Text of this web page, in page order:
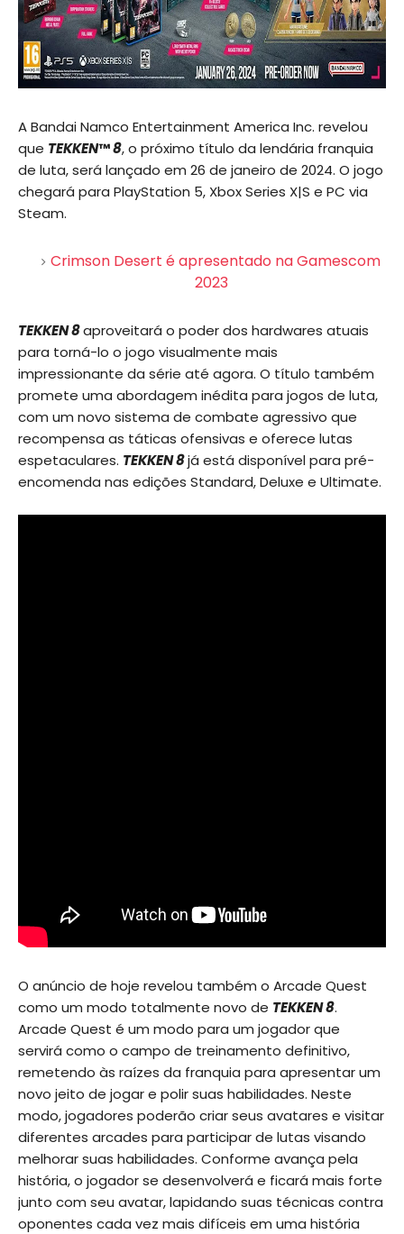
A Bandai Namco Entertainment America Inc. revelou
que TEKKEN™8, o próximo título da lendária franquia
de luta, será lançado em 26 de janeiro de 2024. O jogo
chegará para PlayStation 5, Xbox Series X|S e PC via
Steam.
Crimson Desert é apresentado na Gamescom
2023
TEKKEN 8aproveitará o poder dos hardwares atuais
para torná-lo o jogo visualmente mais
impressionante da série até agora. O título também
promete uma abordagem inédita para jogos de luta,
com um novo sistema de combate agressivo que
recompensa as táticas ofensivas e oferece lutas
espetaculares. TEKKEN 8já está disponível para pré-
encomenda nas edições Standard, Deluxe e Ultimate.
O anúncio de hoje revelou também o Arcade Quest
como um modo totalmente novo de TEKKEN 8.
Arcade Quest é um modo para um jogador que
servirá como o campo de treinamento definitivo,
remetendo às raízes da franquia para apresentar um
novo jeito de jogar e polir suas habilidades. Neste
modo, jogadores poderão criar seus avatares e visitar
diferentes arcades para participar de lutas visando
melhorar suas habilidades. Conforme avança pela
história, o jogador se desenvolverá e ficará mais forte
junto com seu avatar, lapidando suas técnicas contra
oponentes cada vez mais difíceis em uma história